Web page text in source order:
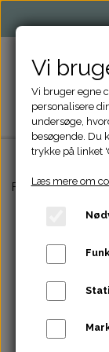
Forside Tasker
Vi
Vi bruger egne
personalisere
undersøge,
besøgende. Du
trykke på linket
Læs mere om